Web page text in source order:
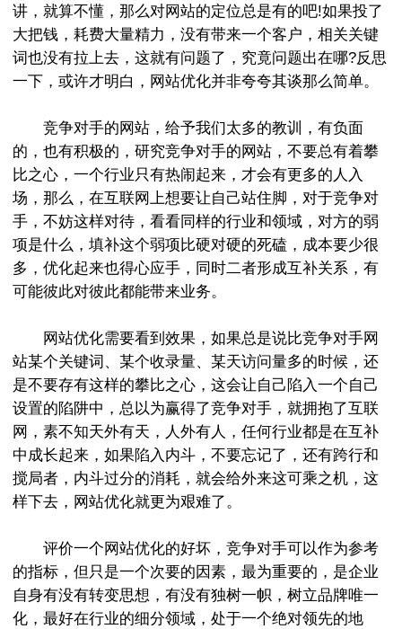
讲，就算不懂，那么对网站的定位总是有的吧!如果投了
大把钱，耗费大量精力，没有带来一个客户，相关关键
词也没有拉上去，这就有问题了，究竟问题出在哪?反思
一下，或许才明白，网站优化并非夸夸其谈那么简单。
竞争对手的网站，给予我们太多的教训，有负面
的，也有积极的，研究竞争对手的网站，不要总有着攀
比之心，一个行业只有热闹起来，才会有更多的人入
场，那么，在互联网上想要让自己站住脚，对于竞争对
手，不妨这样对待，看看同样的行业和领域，对方的弱
项是什么，填补这个弱项比硬对硬的死磕，成本要少很
多，优化起来也得心应手，同时二者形成互补关系，有
可能彼此对彼此都能带来业务。
网站优化需要看到效果，如果总是说比竞争对手网
站某个关键词、某个收录量、某天访问量多的时候，还
是不要存有这样的攀比之心，这会让自己陷入一个自己
设置的陷阱中，总以为赢得了竞争对手，就拥抱了互联
网，素不知天外有天，人外有人，任何行业都是在互补
中成长起来，如果陷入内斗，不要忘记了，还有跨行和
搅局者，内斗过分的消耗，就会给外来这可乘之机，这
样下去，网站优化就更为艰难了。
评价一个网站优化的好坏，竞争对手可以作为参考
的指标，但只是一个次要的因素，最为重要的，是企业
自身有没有转变思想，有没有独树一帜，树立品牌唯一
化，最好在行业的细分领域，处于一个绝对领先的地